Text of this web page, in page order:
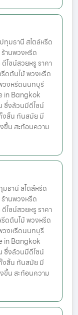
มธานี สไตล์หรีด
านพวงหรีด
ไซน์สวยหรู ราคา
ดต้นไม้ พวงหรีด
วงหรีดนนทบุรี
in Bangkok
ซึ่งล้วนมีดีไซน์
งสิ้น ทันสมัย มี
ขึ้น สะท้อนความ
ธานี สไตล์หรีด
านพวงหรีด
ไซน์สวยหรู ราคา
ดต้นไม้ พวงหรีด
วงหรีดนนทบุรี
in Bangkok
ซึ่งล้วนมีดีไซน์
งสิ้น ทันสมัย มี
ขึ้น สะท้อนความ